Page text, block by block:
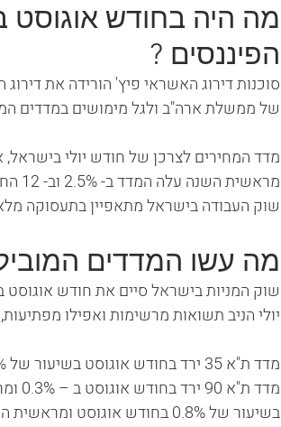
מה היה בחודש
הפיננסים ?
סוכנות דירוג האשראי פיץ' הורידה את
של ממשלת ארה"ב ולגל מימושים במדדים
מראשית השנה עלה המדד ב- 2.5% וב- 12 החודשים האחרונים עלה המדד בשיעור של 3.3%.
שוק העבודה בישראל מתאפיין בתעסוקה
מה עשו המדדים
שוק המניות בישראל סיים את חודש
יולי הניב תשואות מרשימות ואפילו
בשיעור של 0.8% בחודש אוגוסט ומראשית השנה רושם תשואה חיובית של 3.5%.